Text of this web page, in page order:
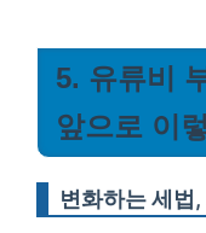
5. 유류비
앞으로 이
변화하는 세법